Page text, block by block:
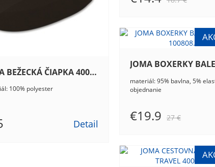
JOMA BEŽECKÁ ČIAPKA 400026.100
100% polyester
Detail
materiál: 95% bavlna, 5%
objednanie
€19.9 27 €